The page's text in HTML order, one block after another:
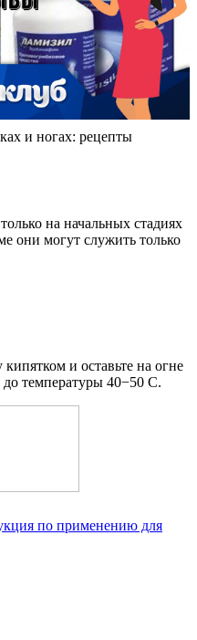
и ногах: рецепты
на начальных стадиях
они могут служить только
кипятком и оставьте на огне
температуры 40−50 С.
по применению для